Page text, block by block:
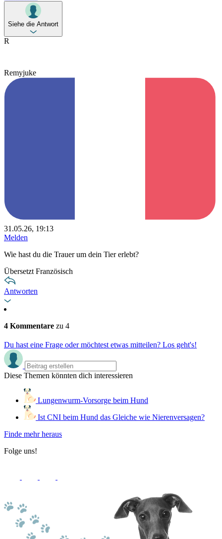
Siehe die Antwort
R
Remyjuke
31.05.26, 19:13
Melden
Wie hast du die Trauer um dein Tier erlebt?
Übersetzt Französisch
Antworten
4 Kommentare zu 4
Du hast eine Frage oder möchtest etwas mitteilen? Los geht's!
Diese Themen könnten dich interessieren
Lungenwurm-Vorsorge beim Hund
Ist CNI beim Hund das Gleiche wie Nierenversagen?
Finde mehr heraus
Folge uns!